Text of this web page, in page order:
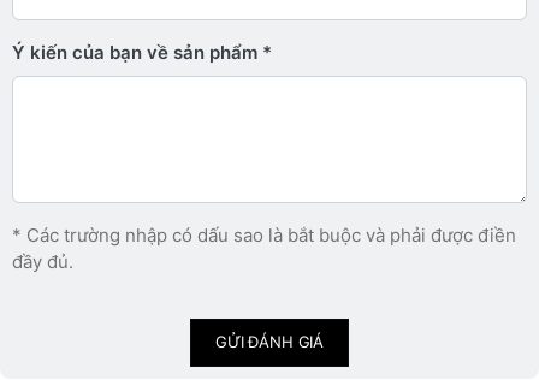
Ý kiến ​​của bạn về sản phẩm
* Các trường nhập có dấu sao là bắt buộc và phải được điền
đầy đủ.
GỬI ĐÁNH GIÁ